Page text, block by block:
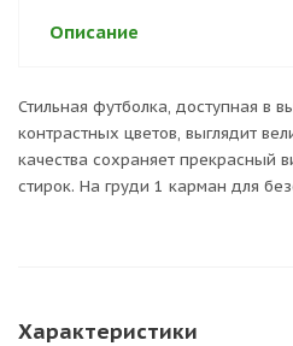
Описание
Стильная футболка, доступная в
контрастных цветов, выглядит
качества сохраняет прекрасный
стирок. На груди 1 карман для
Характеристики